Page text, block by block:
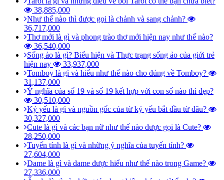
38,885,000
Như thế nào thì được gọi là chảnh và sang chảnh?
36,717,000
Thơ mới là gì và phong trào thơ mới hiện nay như thế nào?
36,540,000
Sống ảo là gì? Biểu hiện và Thực trạng sống ảo của giới trẻ
hiện nay
33,937,000
Tomboy là gì và hiểu như thế nào cho đúng về Tomboy?
31,137,000
Ý nghĩa của số 19 và số 19 kết hợp với con số nào thì đẹp?
30,510,000
Kỷ yếu là gì và nguồn gốc của từ kỷ yếu bắt đầu từ đâu?
30,327,000
Cute là gì và các bạn nữ như thế nào được gọi là Cute?
28,250,000
Tuyến tính là gì và những ý nghĩa của tuyến tính?
27,604,000
Dame là gì và dame được hiểu như thế nào trong Game?
27,336,000